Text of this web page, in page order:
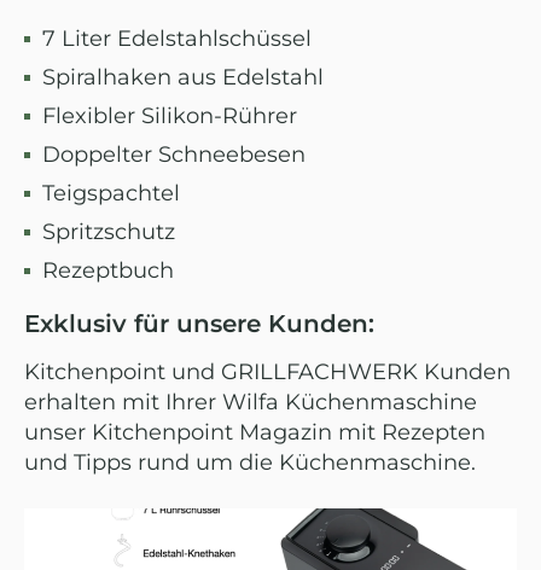
7 Liter Edelstahlschüssel
Spiralhaken aus Edelstahl
Flexibler Silikon-Rührer
Doppelter Schneebesen
Teigspachtel
Spritzschutz
Rezeptbuch
Exklusiv für unsere Kunden:
Kitchenpoint und GRILLFACHWERK Kunden
erhalten mit Ihrer Wilfa Küchenmaschine
unser Kitchenpoint Magazin mit Rezepten
und Tipps rund um die Küchenmaschine.